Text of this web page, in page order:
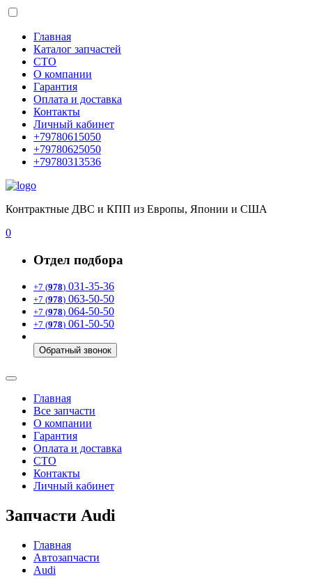
Главная
Каталог запчастей
СТО
О компании
Гарантия
Оплата и доставка
Контакты
Личный кабинет
+79780615050
+79780625050
+79780313536
Контрактные ДВС и КПП из Европы, Японии и США
0
Отдел подбора
+7 (978) 031-35-36
+7 (978) 063-50-50
+7 (978) 064-50-50
+7 (978) 061-50-50
Обратный звонок
Главная
Все запчасти
О компании
Гарантия
Оплата и доставка
СТО
Контакты
Личный кабинет
Запчасти Audi
Главная
Автозапчасти
Audi